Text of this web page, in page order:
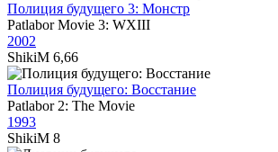
Полиция будущего 3: Монстр
Patlabor Movie 3: WXIII
2002
ShikiM 6,66
Полиция будущего: Восстание
Patlabor 2: The Movie
1993
ShikiM 8